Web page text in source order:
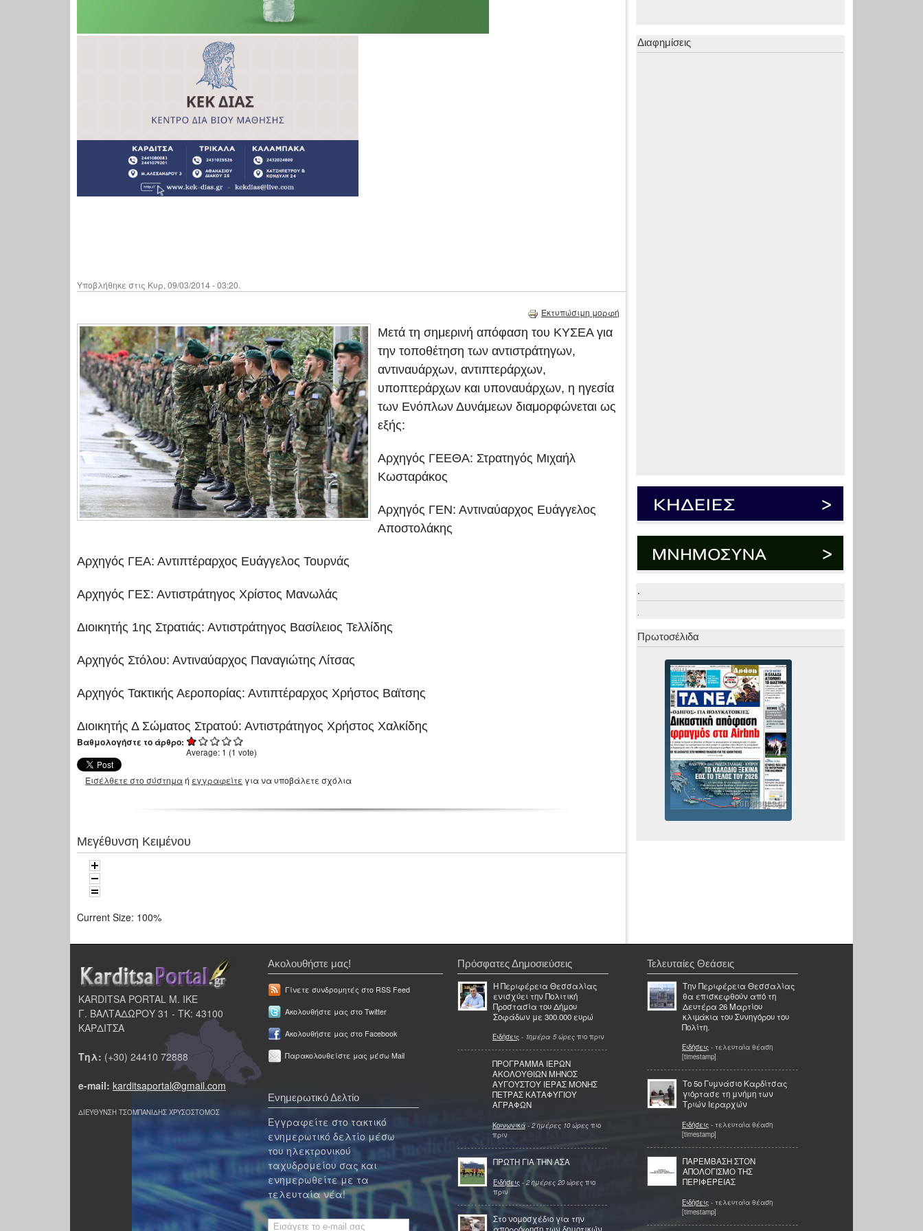
Υποβλήθηκε στις Κυρ, 09/03/2014 - 03:20.
Εκτυπώσιμη μορφή
Μετά τη σημερινή απόφαση του ΚΥΣΕΑ για
την τοποθέτηση των αντιστράτηγων,
αντιναυάρχων, αντιπτεράρχων,
υποπτεράρχων και υποναυάρχων, η ηγεσία
των Ενόπλων Δυνάμεων διαμορφώνεται ως
εξής:
Αρχηγός ΓΕΕΘΑ: Στρατηγός Μιχαήλ
Κωσταράκος
Αρχηγός ΓΕΝ: Αντιναύαρχος Ευάγγελος
Αποστολάκης
Αρχηγός ΓΕΑ: Αντιπτέραρχος Ευάγγελος Τουρνάς
Αρχηγός ΓΕΣ: Αντιστράτηγος Χρίστος Μανωλάς
Διοικητής 1ης Στρατιάς: Αντιστράτηγος Βασίλειος Τελλίδης
Αρχηγός Στόλου: Αντιναύαρχος Παναγιώτης Λίτσας
Αρχηγός Τακτικής Αεροπορίας: Αντιπτέραρχος Χρήστος Βαϊτσης
Διοικητής Δ Σώματος Στρατού: Αντιστράτηγος Χρήστος Χαλκίδης
Βαθμολογήστε το άρθρο:
Average: 1 (1 vote)
Εισέλθετε στο σύστημαή εγγραφείτε για να υποβάλετε σχόλια
Μεγέθυνση Κειμένου
Current Size: 100%
Διαφημίσεις
.
.
Πρωτοσέλιδα
KARDITSA PORTAL Μ. ΙΚΕ
Γ. ΒΑΛΤΑΔΩΡΟΥ 31 - ΤΚ: 43100
ΚΑΡΔΙΤΣΑ
Τηλ: (+30) 24410 72888
e-mail: karditsaportal@gmail.com
ΔΙΕΥΘΥΝΣΗ ΤΣΟΜΠΑΝΙΔΗΣ ΧΡΥΣΟΣΤΟΜΟΣ
Ακολουθήστε μας!
Γίνετε συνδρομητές στο RSS Feed
Ακολουθήστε μας στο Twitter
Ακολουθήστε μας στο Facebook
Παρακολουθείστε μας μέσω Mail
Ενημερωτικό Δελτίο
Εγγραφείτε στο τακτικό
ενημερωτικό δελτίο μέσω
του ηλεκτρονικού
ταχυδρομείου σας και
ενημερωθείτε με τα
τελευταία νέα!
Πρόσφατες Δημοσιεύσεις
Η Περιφέρεια Θεσσαλίας
ενισχύει την Πολιτική
Προστασία του Δήμου
Σοφάδων με 300.000 ευρώ
Ειδήσεις - 1ημέρα 5 ώρες πιο πριν
ΠΡΟΓΡΑΜΜΑ ΙΕΡΩΝ
ΑΚΟΛΟΥΘΙΩΝ ΜΗΝΟΣ
ΑΥΓΟΥΣΤΟΥ ΙΕΡΑΣ ΜΟΝΗΣ
ΠΕΤΡΑΣ ΚΑΤΑΦΥΓΙΟΥ
ΑΓΡΑΦΩΝ
Κοινωνικά - 2 ημέρες 10 ώρες πιο
πριν
ΠΡΩΤΗ ΓΙΑ ΤΗΝ ΑΣΑ
Ειδήσεις - 2 ημέρες 20 ώρες πιο
πριν
Στο νομοσχέδιο για την
απορρόφηση των δημοτικών
Τελευταίες Θεάσεις
Την Περιφέρεια Θεσσαλίας
θα επισκεφθούν από τη
Δευτέρα 26 Μαρτίου
κλιµάκια του Συνηγόρου του
Πολίτη.
Ειδήσεις - τελευταία θέαση
[timestamp]
Το 5ο Γυμνάσιο Καρδίτσας
γιόρτασε τη μνήμη των
Τριών Ιεραρχών
Ειδήσεις - τελευταία θέαση
[timestamp]
ΠΑΡΕΜΒΑΣΗ ΣΤΟΝ
ΑΠΟΛΟΓΙΣΜΟ ΤΗΣ
ΠΕΡΙΦΕΡΕΙΑΣ
Ειδήσεις - τελευταία θέαση
[timestamp]